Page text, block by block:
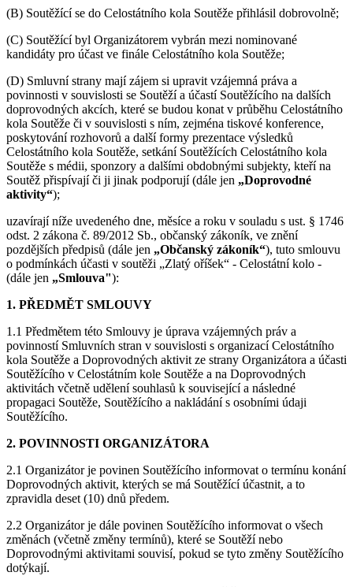
(B) Soutěžící se do Celostátního kola Soutěže přihlásil dobrovolně;
(C) Soutěžící byl Organizátorem vybrán mezi nominované
kandidáty pro účast ve finále Celostátního kola Soutěže;
(D) Smluvní strany mají zájem si upravit vzájemná práva a
povinnosti v souvislosti se Soutěží a účastí Soutěžícího na dalších
doprovodných akcích, které se budou konat v průběhu Celostátního
kola Soutěže či v souvislosti s ním, zejména tiskové konference,
poskytování rozhovorů a další formy prezentace výsledků
Celostátního kola Soutěže, setkání Soutěžících Celostátního kola
Soutěže s médii, sponzory a dalšími obdobnými subjekty, kteří na
Soutěž přispívají či ji jinak podporují (dále jen „Doprovodné
aktivity“);
uzavírají níže uvedeného dne, měsíce a roku v souladu s ust. § 1746
odst. 2 zákona č. 89/2012 Sb., občanský zákoník, ve znění
pozdějších předpisů (dále jen „Občanský zákoník“), tuto smlouvu
o podmínkách účasti v soutěži „Zlatý oříšek“ - Celostátní kolo -
(dále jen „Smlouva"):
1. PŘEDMĚT SMLOUVY
1.1 Předmětem této Smlouvy je úprava vzájemných práv a
povinností Smluvních stran v souvislosti s organizací Celostátního
kola Soutěže a Doprovodných aktivit ze strany Organizátora a účasti
Soutěžícího v Celostátním kole Soutěže a na Doprovodných
aktivitách včetně udělení souhlasů k související a následné
propagaci Soutěže, Soutěžícího a nakládání s osobními údaji
Soutěžícího.
2. POVINNOSTI ORGANIZÁTORA
2.1 Organizátor je povinen Soutěžícího informovat o termínu konání
Doprovodných aktivit, kterých se má Soutěžící účastnit, a to
zpravidla deset (10) dnů předem.
2.2 Organizátor je dále povinen Soutěžícího informovat o všech
změnách (včetně změny termínů), které se Soutěží nebo
Doprovodnými aktivitami souvisí, pokud se tyto změny Soutěžícího
dotýkají.